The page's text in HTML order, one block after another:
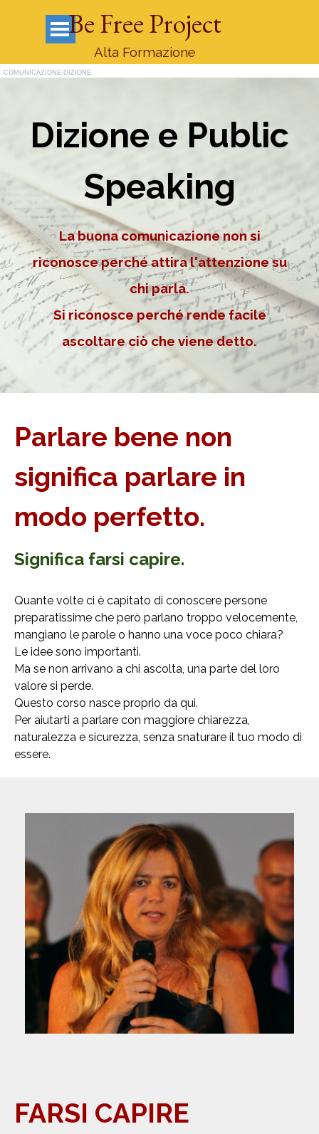
Salta menù
Alta Formazione
Be Free Project
COMUNICAZIONE-DIZIONE
Dizione e Public
Speaking
La buona comunicazione non si
riconosce perché attira l'attenzione su
chi parla.
Si riconosce perché rende facile
ascoltare ciò che viene detto.
Parlare bene non
significa parlare in
modo perfetto.
Significa farsi capire.
Quante volte ci è capitato di conoscere persone
preparatissime che però parlano troppo velocemente,
mangiano le parole o hanno una voce poco chiara?
Le idee sono importanti.
Ma se non arrivano a chi ascolta, una parte del loro
valore si perde.
Questo corso nasce proprio da qui.
Per aiutarti a parlare con maggiore chiarezza,
naturalezza e sicurezza, senza snaturare il tuo modo di
essere.
FARSI CAPIRE